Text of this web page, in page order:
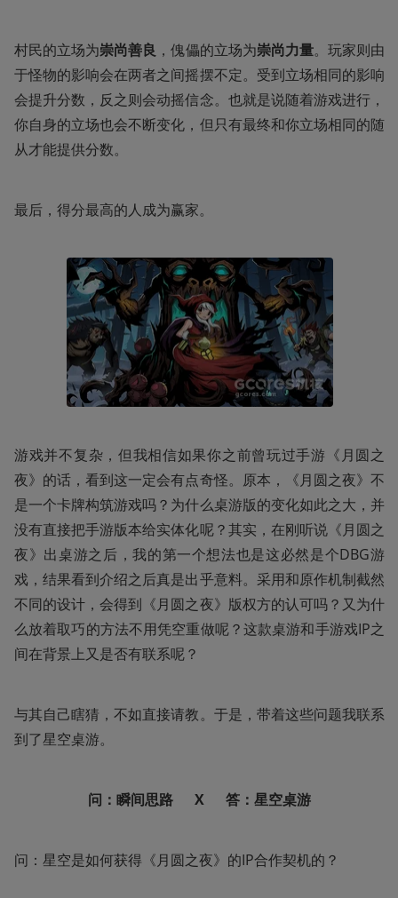
村民的立场为崇尚善良 ，傀儡的立场为崇尚力量。玩家则由
于怪物的影响会在两者之间摇摆不定。受到立场相同的影响
会提升分数，反之则会动摇信念。也就是说随着游戏进行，
你自身的立场也会不断变化，但只有最终和你立场相同的随
从才能提供分数。
最后，得分最高的人成为赢家。
游戏并不复杂，但我相信如果你之前曾玩过手游《月圆之
夜》的话，看到这一定会有点奇怪。原本，《月圆之夜》不
是一个卡牌构筑游戏吗？为什么桌游版的变化如此之大，并
没有直接把手游版本给实体化呢？其实，在刚听说《月圆之
夜》出桌游之后，我的第一个想法也是这必然是个DBG游
戏，结果看到介绍之后真是出乎意料。采用和原作机制截然
不同的设计，会得到《月圆之夜》版权方的认可吗？又为什
么放着取巧的方法不用凭空重做呢？这款桌游和手游戏IP之
间在背景上又是否有联系呢？
与其自己瞎猜，不如直接请教。于是，带着这些问题我联系
到了星空桌游。
问：瞬间思路      X      答：星空桌游
问：星空是如何获得《月圆之夜》的IP合作契机的？